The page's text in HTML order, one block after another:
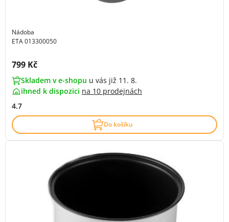
Nádoba
ETA 013300050
Cena s DPH:
799 Kč
Skladem v e-shopu u vás již 11. 8.
ihned k dispozici na 10 prodejnách
4.7
Do košíku